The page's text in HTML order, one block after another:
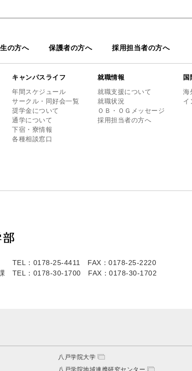
の方へ 保護者の方へ 採用担当者の方へ
キャンパスライフ
年間スケジュール
サークル・同好会一覧
奨学金について
通学について
下宿・寮情報
各種相談窓口
就職情報
就職支援について
就職状況
ＯＢ・ＯＧメッセージ
採用担当者の方へ
国
海
イ
TEL：0178-25-4411
FAX：0178-25-2220
TEL：0178-30-1700 FAX：0178-30-1702
八戸学院大学
八戸学院地域連携研究センター